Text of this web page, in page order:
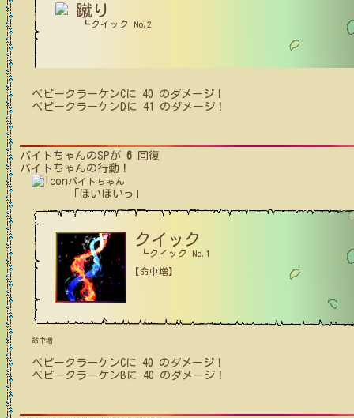
蹴り
┗クイック No.2
ベビークラーケンCに 40 のダメージ！
ベビークラーケンD に 41 のダメージ！
バイトちゃんのSPが 6 回復
バイトちゃんの行動！
バイトちゃん
「ほいほいっ」
クイック
┗クイック No.1
【命中増】
命中増
ベビークラーケンCに 40 のダメージ！
ベビークラーケンB に 40 のダメージ！